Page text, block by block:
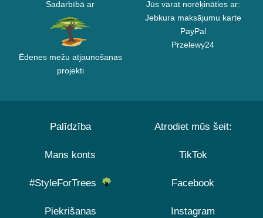
Sadarbībā ar
Ēdenes mežu atjaunošanas
projekti
Jūs varat norēķināties ar:
Jebkura maksājumu karte
PayPal
Przelewy24
Palīdzība
Mans konts
#StyleForTrees
Piekrišanas
Atrodiet mūs šeit:
TikTok
Facebook
Instagram